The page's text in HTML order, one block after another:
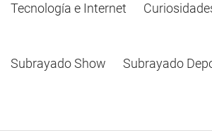
Tecnología e Internet
Subrayado Show Subrayado